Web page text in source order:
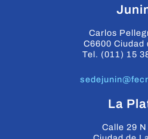
Carlos
C6600 Ciudad
Tel. (011) 15
La
Calle 29